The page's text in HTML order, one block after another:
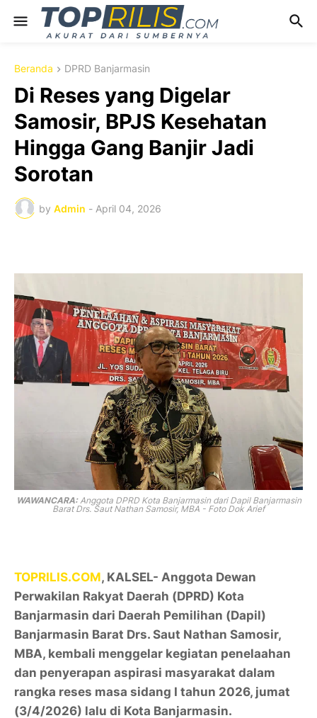
Beranda DPRD Banjarmasin
Di Reses yang Digelar
Samosir, BPJS Kesehatan
Hingga Gang Banjir Jadi
Sorotan
by Admin - April 04, 2026
WAWANCARA:Anggota DPRD Kota Banjarmasin dari Dapil Banjarmasin
Barat Drs. Saut Nathan Samosir, MBA - Foto Dok Arief
TOPRILIS.COM, KALSEL- Anggota Dewan
Perwakilan Rakyat Daerah (DPRD) Kota
Banjarmasin dari Daerah Pemilihan (Dapil)
Banjarmasin Barat Drs. Saut Nathan Samosir,
MBA, kembali menggelar kegiatan penelaahan
dan penyerapan aspirasi masyarakat dalam
rangka reses masa sidang I tahun 2026, jumat
(3/4/2026) lalu di Kota Banjarmasin.